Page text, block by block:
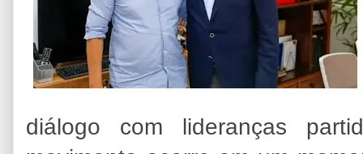
diálogo com lideranças